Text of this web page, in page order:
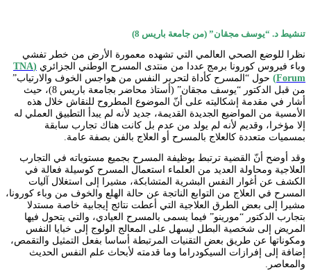
تنشيط د. “يوسف مجقان” (من جامعة باريس 8)
نظرا للوضع الصحي العالمي التي تشهده معمورة الأرض من خطر تفشي
وباء فيروس كورونا برمج عددا من منتدى المسرح الوطني الجزائري
(TNA
Forum)
حول “المسرح كأداة لتحرير النفس من هواجس الخوف والارتياب”
من قبل الدكتور “يوسف مجقان” (أستاذ محاضر بجامعة باريس 8)، حيث
أشار في مقدمة إشكاليته على أنّ الموضوع المطروح للنقاش خلال هذه
الأمسية من المواضيع الجديدة القديمة، جديد لأنه لم يبدأ التطبيق العملي له
إلا مؤخرا، وقديم لأنه لم يولد من عدم بل كانت هناك تجارب سابقة
بمسميات متعددة كالعلاج بالمسرح أو العلاج بالفن بصفة عامة.
وقد أوضح أنّ القضية ترتبط بوظيفة المسرح بجميع مستوياته في التجارب
العلاجية ومحاولة العديد من العلماء استعمال المسرح كوسيلة فعالة في
الكشف عن أغوار النفس البشرية المتشابكة، مشيرا إلى استغلال آليات
المسرح في العلاج من التوابع الناتجة عن حالة الهلع والخوف من وباء كورونا،
مشيرا إلى بعض الطرق العلاجية التي أعطت نتائج إيجابية خاصة مستدلا
بتجارب الدكتور “مورينو” فيما يسمى بالمسرح العيادي، والتي يتحول فيها
المريض إلى شخصية البطل ليسهل على المعالج الولوج إلى خبايا النفس
ومكوناتها عن طريق بعض التقنيات المرتبطة أساسا بفعل التمثيل والتقمص،
إضافة إلى إفرازات السيكودراما وما قدمته لأبحاث علم النفس الحديث
والمعاصر.